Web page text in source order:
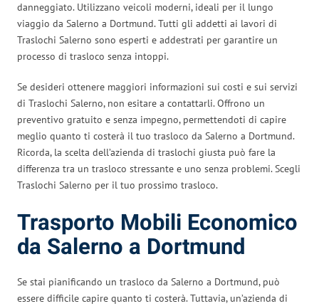
danneggiato. Utilizzano veicoli moderni, ideali per il lungo
viaggio da Salerno a Dortmund. Tutti gli addetti ai lavori di
Traslochi Salerno sono esperti e addestrati per garantire un
processo di trasloco senza intoppi.
Se desideri ottenere maggiori informazioni sui costi e sui servizi
di Traslochi Salerno, non esitare a contattarli. Offrono un
preventivo gratuito e senza impegno, permettendoti di capire
meglio quanto ti costerà il tuo trasloco da Salerno a Dortmund.
Ricorda, la scelta dell’azienda di traslochi giusta può fare la
differenza tra un trasloco stressante e uno senza problemi. Scegli
Traslochi Salerno per il tuo prossimo trasloco.
Trasporto Mobili Economico
da Salerno a Dortmund
Se stai pianificando un trasloco da Salerno a Dortmund, può
essere difficile capire quanto ti costerà. Tuttavia, un’azienda di